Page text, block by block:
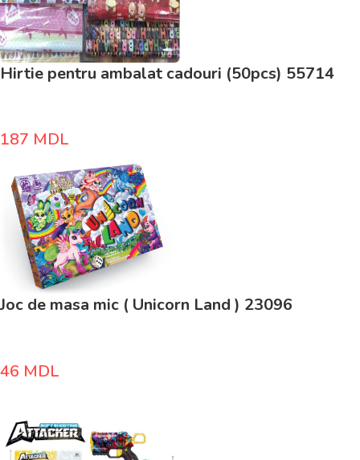
Hirtie pentru ambalat cadouri (50pcs) 55714
187 MDL
Joc de masa mic ( Unicorn Land ) 23096
46 MDL